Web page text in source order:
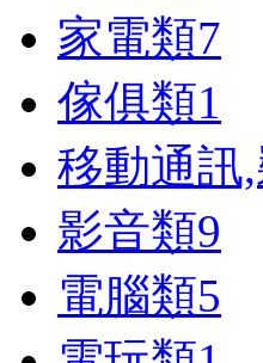
家電類7
傢俱類1
移動通訊
影音類9
電腦類5